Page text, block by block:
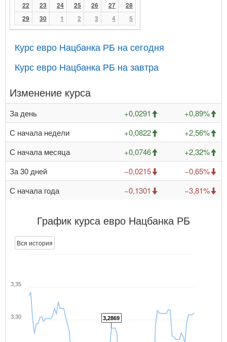
22
23 24 25 26 27
28
29
30 1 2 3 4 5
Курс евро Нацбанка РБ на сегодня
Курс евро Нацбанка РБ на завтра
Изменение курса
За день +0,0291
+0,89%
С начала недели
+0,0822
+2,56%
С начала месяца
+0,0746
+2,32%
За 30 дней
−0,0215
−0,65%
С начала года
−0,1301 −3,81%
График курса евро Нацбанка РБ
Вся история
3,2869
3,30
3,35